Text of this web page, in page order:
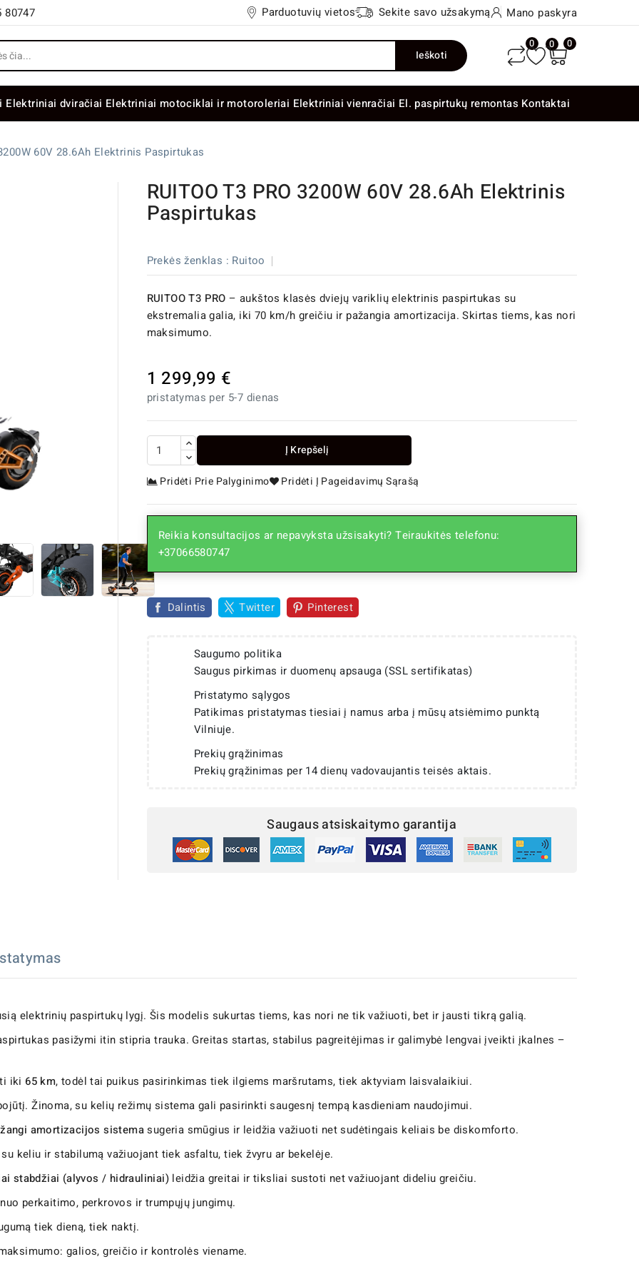
80747 Parduotuvių vietos Sekite savo užsakymą Mano paskyra
Ieškoti
0 0 0
Elektriniai dviračiai Elektriniai motociklai ir motoroleriai Elektriniai vienračiai El. paspirtukų remontas Kontaktai
60V 28.6Ah Elektrinis Paspirtukas
RUITOO T3 PRO 3200W 60V 28.6Ah Elektrinis
Paspirtukas
Prekės ženklas : Ruitoo
RUITOO T3 PRO – aukštos klasės dviejų variklių elektrinis paspirtukas su
ekstremalia galia, iki 70 km/h greičiu ir pažangia amortizacija. Skirtas tiems, kas nori
maksimumo.
1 299,99 €
pristatymas per 5-7 dienas
Į Krepšelį
Pridėti Prie Palyginimo Pridėti Į Pageidavimų Sąrašą
Reikia konsultacijos ar nepavyksta užsisakyti? Teiraukitės telefonu:
+37066580747
Dalintis Twitter Pinterest
Saugumo politika
Saugus pirkimas ir duomenų apsauga (SSL sertifikatas)
Pristatymo sąlygos
Patikimas pristatymas tiesiai į namus arba į mūsų atsiėmimo punktą
Vilniuje.
Prekių grąžinimas
Prekių grąžinimas per 14 dienų vadovaujantis teisės aktais.
Saugaus atsiskaitymo garantija
elektrinių paspirtukų lygį. Šis modelis sukurtas tiems, kas nori ne tik važiuoti, bet ir jausti tikrą galią.
pasižymi itin stipria trauka. Greitas startas, stabilus pagreitėjimas ir galimybė lengvai įveikti įkalnes –
iki 65 km, todėl tai puikus pasirinkimas tiek ilgiems maršrutams, tiek aktyviam laisvalaikiui.
Žinoma, su kelių režimų sistema gali pasirinkti saugesnį tempą kasdieniam naudojimui.
amortizacijos sistemasugeria smūgius ir leidžia važiuoti net sudėtingais keliais be diskomforto.
keliu ir stabilumą važiuojant tiek asfaltu, tiek žvyru ar bekelėje.
stabdžiai (alyvos / hidrauliniai) leidžia greitai ir tiksliai sustoti net važiuojant dideliu greičiu.
perkaitimo, perkrovos ir trumpųjų jungimų.
tiek dieną, tiek naktį.
galios, greičio ir kontrolės viename.